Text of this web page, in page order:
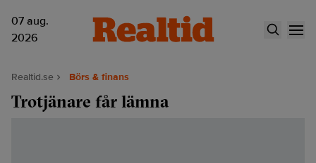
07 aug.
2026
Realtid.se Börs & finans
Trotjänare får lämna